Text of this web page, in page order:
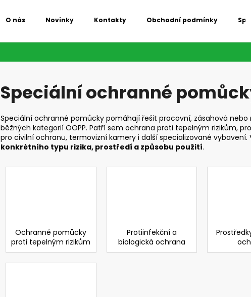
O nás Novinky Kontakty Obchodní podmínky
Speciální ochranné
Speciální ochranné pomůcky pomáhají řešit pracovní, zásahová
běžných kategorií OOPP. Patří sem ochrana proti tepelným rizikům,
pro civilní ochranu, termovizní kamery i další specializované vybavení.
konkrétního typu rizika, prostředí a způsobu použití.
Ochranné pomůcky
proti tepelným rizikům
Protiinfekční a
biologická ochrana
HLEDAT
Doporučujeme
TR-342 NOVÝ KIT NABÍJEČE PRO BATERII
3M VERSAFLO S PODSTAVCEM A
ADAPTÉREM S KABELY
PŘILBA DIAMOND VI
370 Kč
Původně: 489 Kč